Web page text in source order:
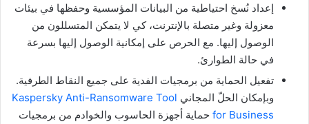
إعداد نُسخ احتياطية من البيانات المؤسسية وحفظها في بيئات
معزولة وغير متصلة بالإنترنت، كي لا يتمكن المتسللون من
الوصول إليها. مع الحرص على إمكانية الوصول إليها بسرعة
في حالة الطوارئ.
تفعيل الحماية من برمجيات الفدية على جميع النقاط الطرفية.
وبإمكان الحلّ المجاني Kaspersky Anti-Ransomware Tool
for Business حماية أجهزة الحاسوب والخوادم من برمجيات